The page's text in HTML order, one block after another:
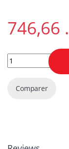
Etiqueteuse
Comparer